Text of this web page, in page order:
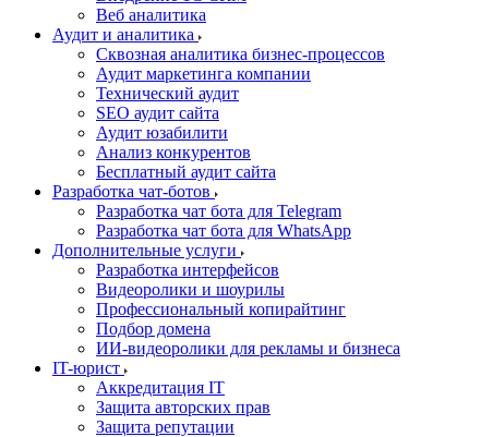
Веб аналитика
Аудит и аналитика
Сквозная аналитика бизнес-процессов
Аудит маркетинга компании
Технический аудит
SEO аудит сайта
Аудит юзабилити
Анализ конкурентов
Бесплатный аудит сайта
Разработка чат-ботов
Разработка чат бота для Telegram
Разработка чат бота для WhatsApp
Дополнительные услуги
Разработка интерфейсов
Видеоролики и шоурилы
Профессиональный копирайтинг
Подбор домена
ИИ-видеоролики для рекламы и бизнеса
IT-юрист
Аккредитация IT
Защита авторских прав
Защита репутации